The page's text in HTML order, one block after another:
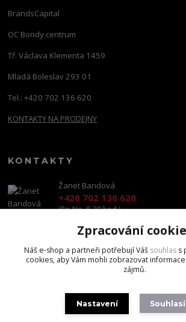
BrandsCapital
OC Bondy centrum
Tř. Václava Klementa 1459
Mladá Boleslav 293 01
Tel.: +420 702 136 620
KONTAKTY NA PRODEJNY
KONTAKTY
Žanet Bandová
+420 702 136 620
(Po-Ne, 8-20 hod.)
shop@brandscapital.cz
Zpracování
Náš e-shop a partneři potřebují Váš souhlas s
cookies, aby Vám mohli zobrazovat informace
zájmů.
Nastavení